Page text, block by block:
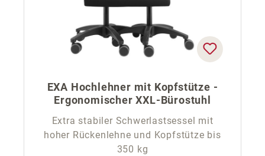
EXA Hochlehner mit Kopfstütze -
Ergonomischer XXL-Bürostuhl
Extra stabiler Schwerlastsessel mit
hoher Rückenlehne und Kopfstütze bis
350 kg